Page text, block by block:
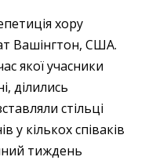
хору
Вашінгтон, США.
якої учасники
ділились
стільці
у кількох співаків
тиждень